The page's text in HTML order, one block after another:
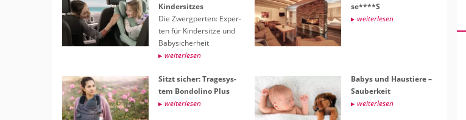
Kin­der­sit­zes
Die Zwerg­per­ten: Ex­per­
ten für Kin­der­sit­ze und
Ba­by­si­cher­heit
wei­ter­le­sen
se****S
wei­ter­le­sen
Sitzt si­cher: Tra­ge­sys­
tem Bon­do­li­no Plus
wei­ter­le­sen
Babys und Haus­tie­re –
Sau­ber­keit
wei­ter­le­sen